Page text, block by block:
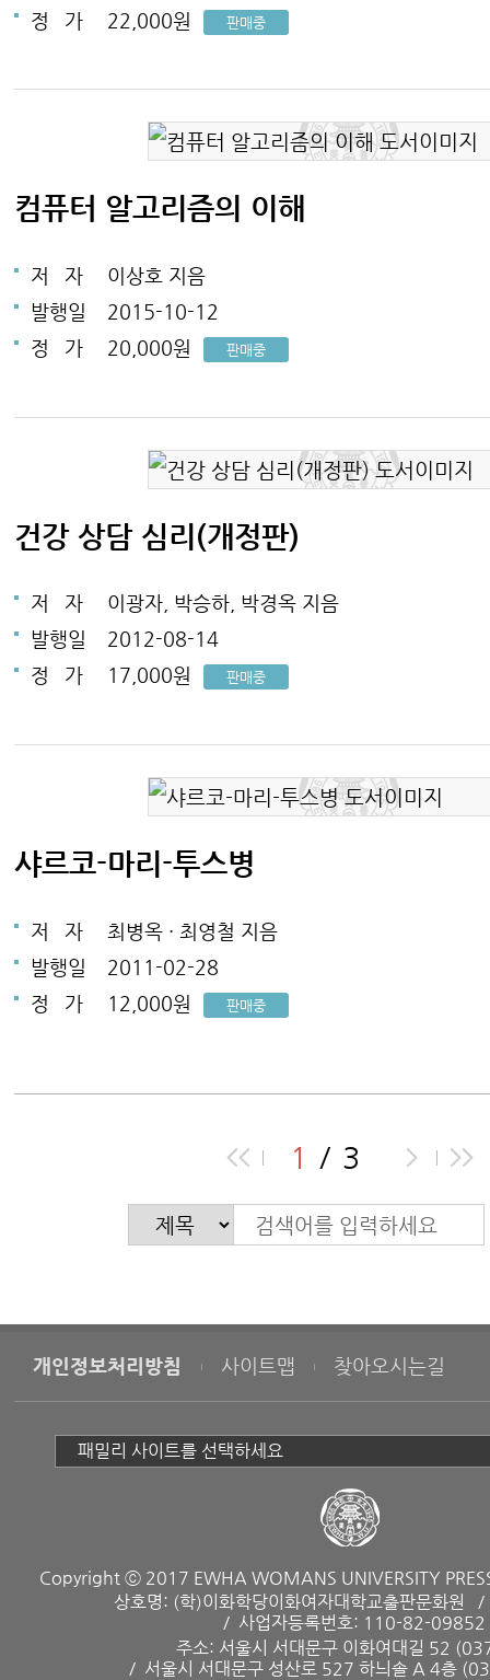
정 가 22,000원 판매중
컴퓨터 알고리즘의 이해
저 자
이상호 지음
발행일
2015-10-12
정
가 20,000원 판매중
건강 상담 심리(개정판)
저 자
이광자, 박승하, 박경옥 지음
발행일
2012-08-14
정
가 17,000원 판매중
샤르코-마리-투스병
저 자
최병옥 · 최영철 지음
발행일
2011-02-28
정
가 12,000원 판매중
1 3
개인정보처리방침 사이트맵 찾아오시는길
Copyright ⓒ 2017 EWHA WOMANS UNIVERSITY
상호명: (학)이화학당이화여자대학교출판문화원
사업자등록번호: 110-82-09852
주소: 서울시 서대문구 이화여대길 52
서울시 서대문구 성산로 527 하늬솔 A 4층